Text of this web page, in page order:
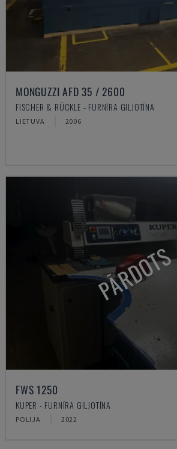
MONGUZZI AFD 35 / 2600
FISCHER & RÜCKLE - FURNĪRA GILJOTĪNA
LIETUVA 2006
PĀRDOTS
FWS 1250
KUPER - FURNĪRA GILJOTĪNA
POLIJA 2022